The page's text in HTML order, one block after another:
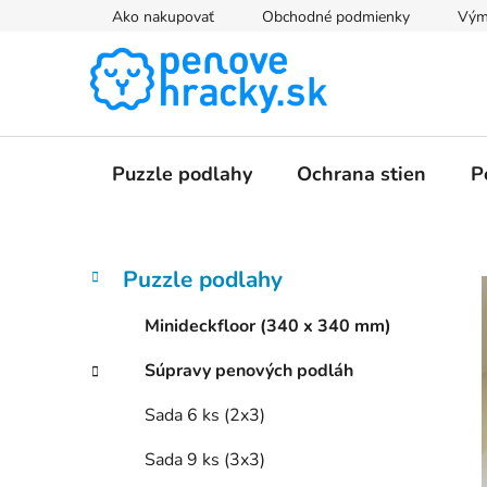
Ako nakupovať Obchodné podmienky
Puzzle podlahy Ochrana stien
B
ý
Preskočiť
kategórie
K
a
g
ó
Puzzle podlahy
Minideckfloor (340 x 340 mm)
Súpravy penových podláh
Sada 6 ks (2x3)
Sada 9 ks (3x3)